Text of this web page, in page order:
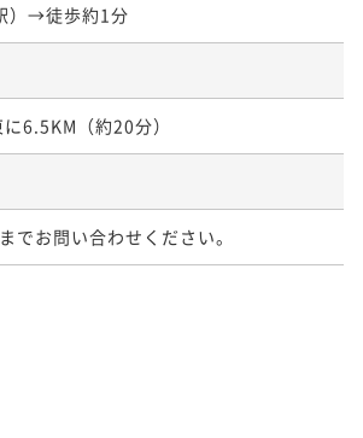
）→徒歩約1分
6.5KM（約20分）
でお問い合わせください。